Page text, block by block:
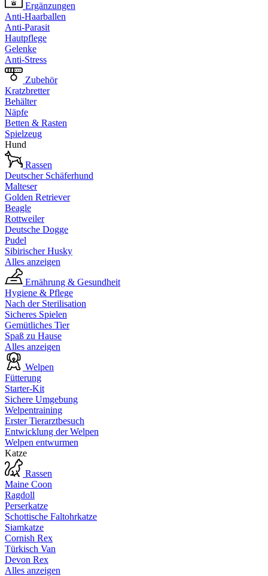
Ergänzungen
Anti-Haarballen
Anti-Parasit
Hautpflege
Gelenke
Anti-Stress
Zubehör
Kratzbretter
Behälter
Näpfe
Betten & Rasten
Spielzeug
Hund
Rassen
Deutscher Schäferhund
Malteser
Golden Retriever
Beagle
Rottweiler
Deutsche Dogge
Pudel
Sibirischer Husky
Alles anzeigen
Ernährung & Gesundheit
Hygiene & Pflege
Nach der Sterilisation
Sicheres Spielen
Gemütliches Tier
Spaß zu Hause
Alles anzeigen
Welpen
Fütterung
Starter-Kit
Sichere Umgebung
Welpentraining
Erster Tierarztbesuch
Entwicklung der Welpen
Welpen entwurmen
Katze
Rassen
Maine Coon
Ragdoll
Perserkatze
Schottische Faltohrkatze
Siamkatze
Cornish Rex
Türkisch Van
Devon Rex
Alles anzeigen